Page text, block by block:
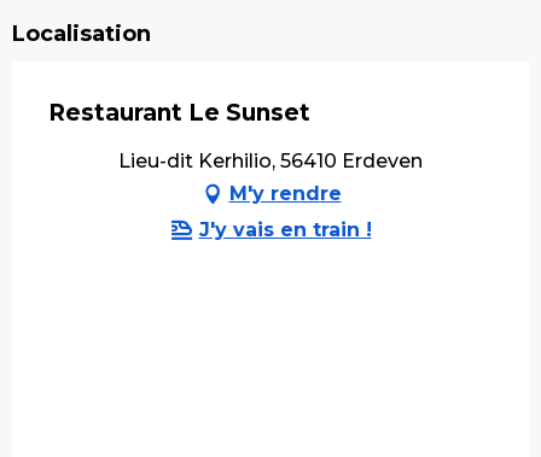
Localisation
Restaurant Le Sunset
Lieu-dit Kerhilio, 56410 Erdeven
M'y rendre
J'y vais en train !